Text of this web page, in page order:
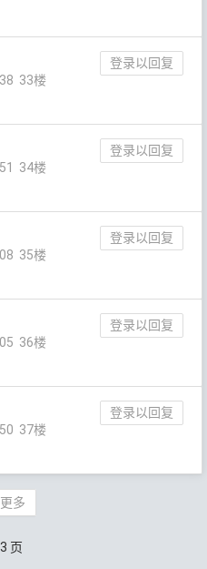
登录以回复
33楼
登录以回复
34楼
登录以回复
35楼
登录以回复
36楼
登录以回复
37楼
更多
3 页